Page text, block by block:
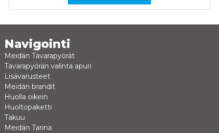
Navigointi
Meidän Tavarapyörät
Tavarapyörän valinta apuri
Lisävarusteet
Meidän brandit
Huolla oikein
Huoltopaketti
Takuu
Meidän Tarina